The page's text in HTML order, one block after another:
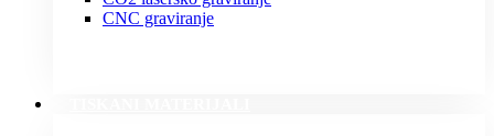
CNC graviranje